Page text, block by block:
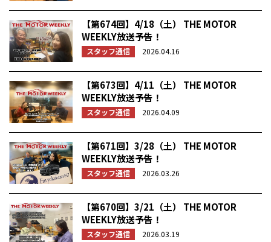
【第674回】4/18（土） THE MOTOR
WEEKLY放送予告！
スタッフ通信 2026.04.16
【第673回】4/11（土） THE MOTOR
WEEKLY放送予告！
スタッフ通信 2026.04.09
【第671回】3/28（土） THE MOTOR
WEEKLY放送予告！
スタッフ通信 2026.03.26
【第670回】3/21（土） THE MOTOR
WEEKLY放送予告！
スタッフ通信 2026.03.19